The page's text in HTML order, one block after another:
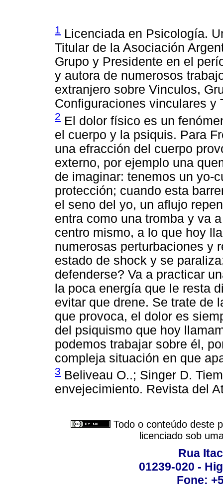
1 Licenciada en Psicología.
Titular de la Asociación
Grupo y Presidente en el
y autora de numerosos
extranjero sobre Vinculos,
Configuraciones vinculares y
2 El dolor físico es un
el cuerpo y la psiquis. Para
una efracción del cuerpo
externo, por ejemplo una
de imaginar: tenemos un yo-
protección; cuando esta
el seno del yo, un aflujo
entra como una tromba y va
centro mismo, a lo que hoy
numerosas perturbaciones y
estado de shock y se
defenderse? Va a practicar
la poca energía que le resta
evitar que drene. Se trate de
que provoca, el dolor es
del psiquismo que hoy
podemos trabajar sobre él,
compleja situación en que
3 Beliveau O..; Singer D.
envejecimiento. Revista del
Todo o conteúdo deste
licenciado sob
Rua
01239-020 -
Fone: